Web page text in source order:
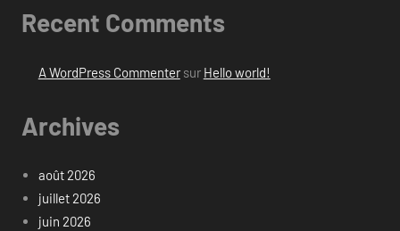
Recent Comments
A WordPress Commentersur Hello world!
Archives
août 2026
juillet 2026
juin 2026